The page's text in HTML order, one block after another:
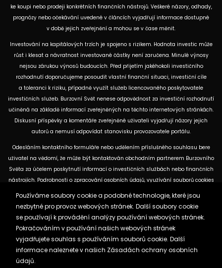
ke koupi nebo prodeji konkrétních finančních nástrojů. Veškeré názory, odhady,
prognózy nebo očekávání uvedené v článcích vyjadřují informace dostupné
v době jejich zveřejnění a mohou se v čase měnit.
Investování na kapitálových trzích je spojeno s rizikem. Hodnota investic může
růst i klesat a návratnost investované částky není zaručena. Minulé výnosy
nejsou zárukou výnosů budoucích. Před přijetím jakéhokoli investičního
rozhodnutí doporučujeme posoudit vlastní finanční situaci, investiční cíle
a toleranci k riziku, případně využít služeb licencovaného poskytovatele
investičních služeb. Burzovní Svět nenese odpovědnost za investiční rozhodnutí
učiněná na základě informací zveřejněných na těchto internetových stránkách.
Diskusní příspěvky a komentáře zveřejněné uživateli vyjadřují názory jejich
autorů a nemusí odpovídat stanovisku provozovatele portálu.
Odesláním kontaktního formuláře nebo udělením příslušného souhlasu bere
uživatel na vědomí, že může být kontaktován obchodním partnerem Burzovního
Světa za účelem poskytnutí informací o investičních službách nebo finančních
nástrojích. Podrobnosti o zpracování osobních údajů, využívání souborů cookies
dostupných na těchto internetových stránkách. U jednotlivých článků mohou
být uvedeny informace o použitých zdrojích, datu původní analýzy nebo datu,
ke kterému se vztahují uvedené tržní údaje.
Zásady ochrany osobních údajů a cookies
Reklama
Používáme soubory cookie a podobné technologie, které jsou
nezbytné pro provoz webových stránek. Další soubory cookie
se používají k provádění analýzy používání webových stránek.
Pokračováním v používání našich webových stránek
vyjadřujete souhlas s používáním souborů cookie. Další
informace naleznete v našich Zásadách ochrany osobních
údajů.